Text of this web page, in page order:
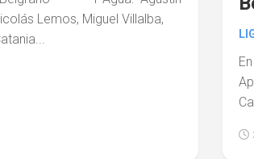
Lemos, Miguel Villalba,